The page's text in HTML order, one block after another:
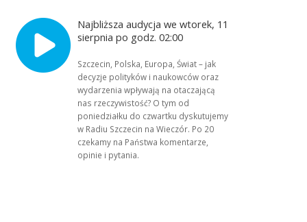
Najbliższa audycja we wtorek, 11
sierpnia po godz. 02:00
Szczecin, Polska, Europa, Świat – jak
decyzje polityków i naukowców oraz
wydarzenia wpływają na otaczającą
nas rzeczywistość? O tym od
poniedziałku do czwartku dyskutujemy
w Radiu Szczecin na Wieczór. Po 20
czekamy na Państwa komentarze,
opinie i pytania.